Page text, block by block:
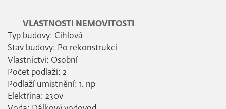
VLASTNOSTI NEMOVITOSTI
Typ budovy: Cihlová
Stav budovy: Po rekonstrukci
Vlastnictví: Osobní
Počet podlaží: 2
Podlaží umístnění: 1. np
Elektřina: 230v